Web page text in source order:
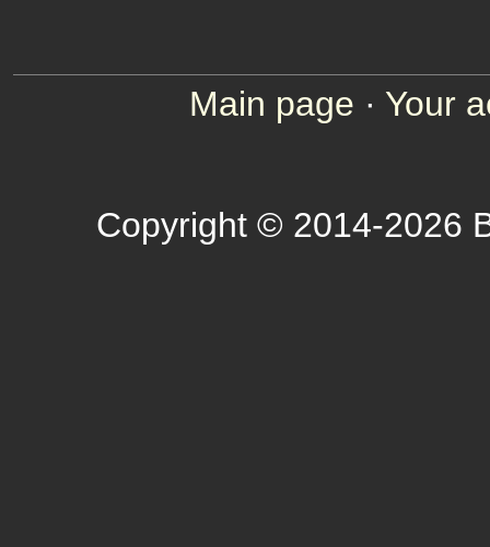
Main page · Your
Copyright © 2014-2026